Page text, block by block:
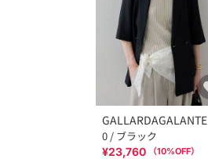
GALLARDAGALANTE
0 / ブラック
¥23,760 （10%OFF）